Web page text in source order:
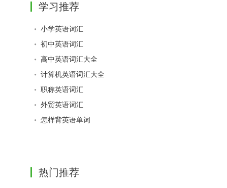
学习推荐
小学英语词汇
初中英语词汇
高中英语词汇大全
计算机英语词汇大全
职称英语词汇
外贸英语词汇
怎样背英语单词
热门推荐